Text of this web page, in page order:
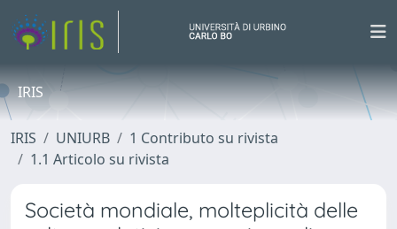
IRIS
IRIS UNIURB
1 Contributo su rivista
1.1 Articolo su rivista
Società mondiale, molteplicità delle